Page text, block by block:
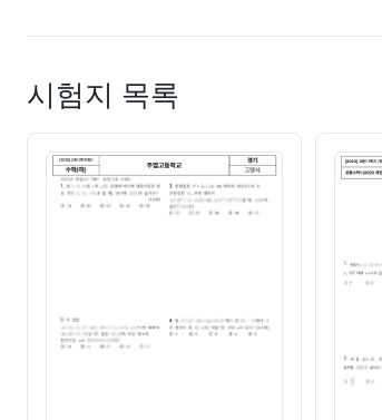
시험지 목록